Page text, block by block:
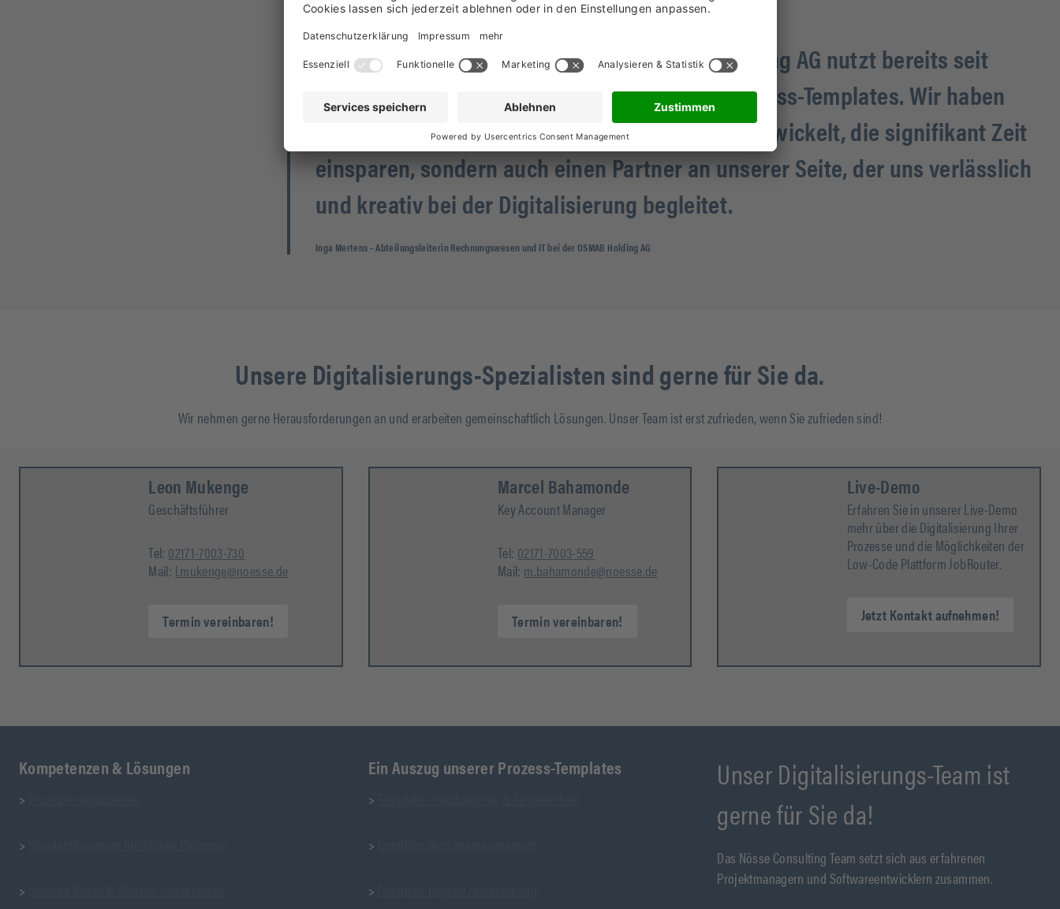
So macht Digitalisierung Spaß! Die OSMAB Holding AG nutzt bereits seit
mehreren Jahren JobRouter und zahlreiche Prozess-Templates. Wir haben
mit dem Team von Nösse nicht nur Lösungen entwickelt, die signifikant Zeit
einsparen, sondern auch einen Partner an unserer Seite, der uns verlässlich
und kreativ bei der Digitalisierung begleitet.
Inga Mertens– Abteilungsleiterin Rechnungswesen und IT bei der OSMAB Holding AG
Unsere Digitalisierungs-Spezialisten sind gerne für Sie da.
Wir nehmen gerne Herausforderungen an und erarbeiten gemeinschaftlich Lösungen. Unser Team ist erst zufrieden, wenn Sie zufrieden sind!
Leon Mukenge
Geschäftsführer
Tel: 02171-7003-730
Mail: l.mukenge@noesse.de
Termin vereinbaren!
Marcel Bahamonde
Key Account Manager
Tel: 02171-7003-559
Mail: m.bahamonde@noesse.de
Termin vereinbaren!
Live-Demo
Erfahren Sie in unserer Live-Demo
mehr über die Digitalisierung Ihrer
Prozesse und die Möglichkeiten der
Low-Code Plattform JobRouter.
Jetzt Kontakt aufnehmen!
Kompetenzen & Lösungen
>
>
>
Ein Auszug unserer Prozess-Templates
>
>
>
Unser Digitalisierungs-Team ist
gerne für Sie da!
Das Nösse Consulting Team setzt sich aus erfahrenen
Projektmanagern und Softwareentwicklern zusammen.